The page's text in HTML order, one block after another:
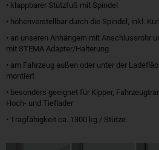
• klappbarer Stützfuß mit Spindel
• höhenverstellbar durch die Spindel, inkl.
• an unseren Anhängern mit Anschlussrohr
mit STEMA Adapter/Halterung
• am Fahrzeug außen oder unter der
montiert
• besonders geeignet für Kipper,
Hoch- und Tieflader
• Tragfähigkeit ca. 1300 kg / Stütze